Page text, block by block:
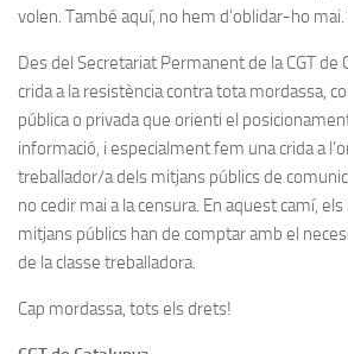
volen. També aquí, no hem d’oblidar-ho
Des del Secretariat Permanent de la CGT de
crida a la resistència contra tota mordassa,
pública o privada que orienti el
informació, i especialment fem una crida a
treballador/a dels mitjans públics de
no cedir mai a la censura. En aquest camí,
mitjans públics han de comptar amb el
de la classe treballadora.
Cap mordassa, tots els drets!